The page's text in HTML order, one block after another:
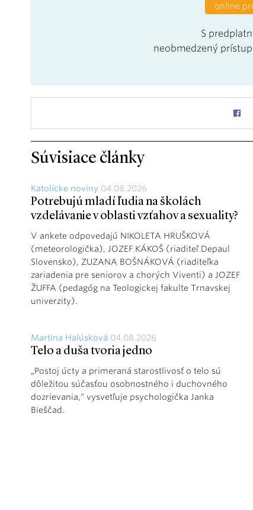
online
S
neobmedzený
Súvisiace články
Katolícke noviny 04.08.2026
Potrebujú mladí ľudia na školách
vzdelávanie v oblasti vzťahov a sexuality?
V ankete odpovedajú NIKOLETA HRUŠKOVÁ
(meteorologička), JOZEF KÁKOŠ (riaditeľ Depaul
Slovensko), ZUZANA BOŠNÁKOVÁ (riaditeľka
zariadenia pre seniorov a chorých Viventi) a JOZEF
ŽUFFA (pedagóg na Teologickej fakulte Trnavskej
univerzity).
Martina Halúsková 04.08.2026
Telo a duša tvoria jedno
„Postoj úcty a primeraná starostlivosť o telo sú
dôležitou súčasťou osobnostného i duchovného
dozrievania,“ vysvetľuje psychologička Janka
Bieščad.